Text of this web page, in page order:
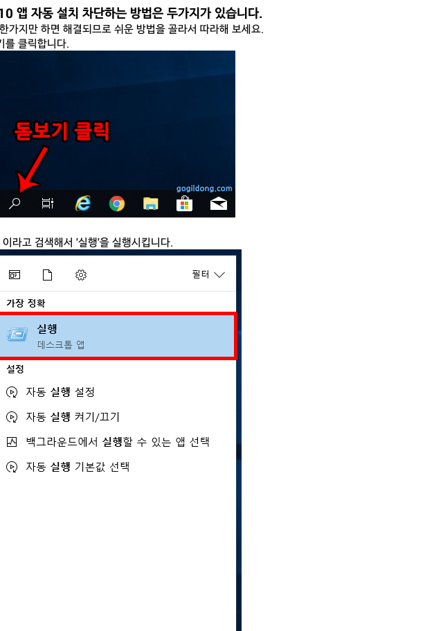
앱 자동 설치 차단하는 방법은 두가지가 있습니다.
가지만 하면 해결되므로 쉬운 방법을 골라서 따라해 보세요.
를 클릭합니다.
라고 검색해서 '실행'을 실행시킵니다.